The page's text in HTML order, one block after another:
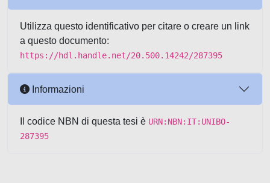
Utilizza questo identificativo per citare o creare un link
a questo documento:
https://hdl.handle.net/20.500.14242/287395
Informazioni
Il codice NBN di questa tesi è URN:NBN:IT:UNIBO-
287395